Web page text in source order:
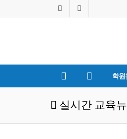
학원
실시간 교육